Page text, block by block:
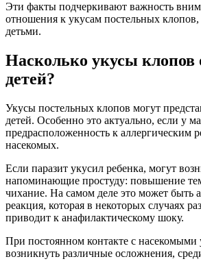
Эти факты подчеркивают важность
отношения к укусам постельных клопов,
детьми.
Насколько укусы клопов
детей?
Укусы постельных клопов могут
детей. Особенно это актуально, если у
предрасположенность к аллергическим
насекомых.
Если паразит укусил ребенка, могут
напоминающие простуду: повышение
чихание. На самом деле это может быть
реакция, которая в некоторых случаях
приводит к анафилактическому шоку.
При постоянном контакте с насекомыми
возникнуть различные осложнения,